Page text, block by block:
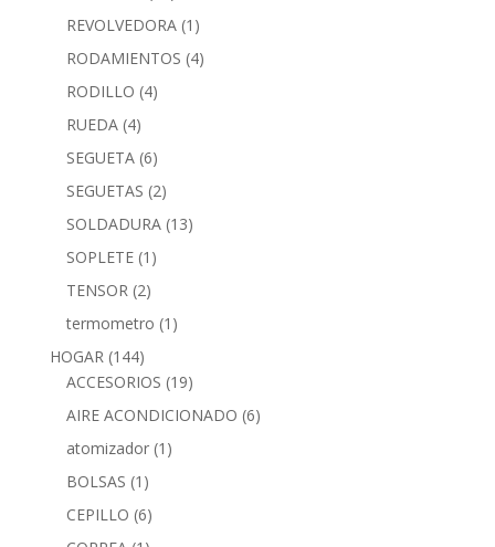
REVOLVEDORA (1)
RODAMIENTOS (4)
RODILLO (4)
RUEDA (4)
SEGUETA (6)
SEGUETAS (2)
SOLDADURA (13)
SOPLETE (1)
TENSOR (2)
termometro (1)
HOGAR (144)
ACCESORIOS (19)
AIRE ACONDICIONADO (6)
atomizador (1)
BOLSAS (1)
CEPILLO (6)